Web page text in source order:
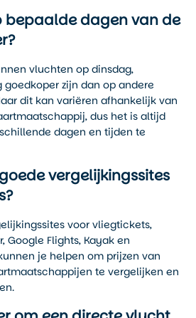
bepaalde dagen van de
vluchten op dinsdag,
goedkoper zijn dan op andere
dit kan variëren afhankelijk van
dus het is altijd
dagen en tijden te
vergelijkingssites
voor vliegtickets,
Google Flights, Kayak en
je helpen om prijzen van
te vergelijken en